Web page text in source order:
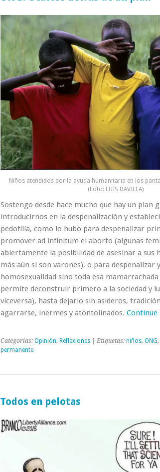
Niños atendidos por la ayuda humanitaria en los
(Foto: LUIS DAVILLA)
Sostengo desde hace mucho que hay un plan
introducirnos en la despenalización y
pedofilia, como lo hubo para despenalizar
promover ad infinitum el aborto (algunas
abiertamente la posibilidad de asesinar a sus
más aún si son varones), o para despenalizar
homosexualidad sino toda esa mamarrachada
permite deconstruir primero a la sociedad y
viceversa), hasta dejarlo sin asideros,
agarrarse, inermes y atontolinados. Continue
Categorías: Opinión, Reflexiones| Etiquetas: niños, ONG,
permanente
Todos en pelotas